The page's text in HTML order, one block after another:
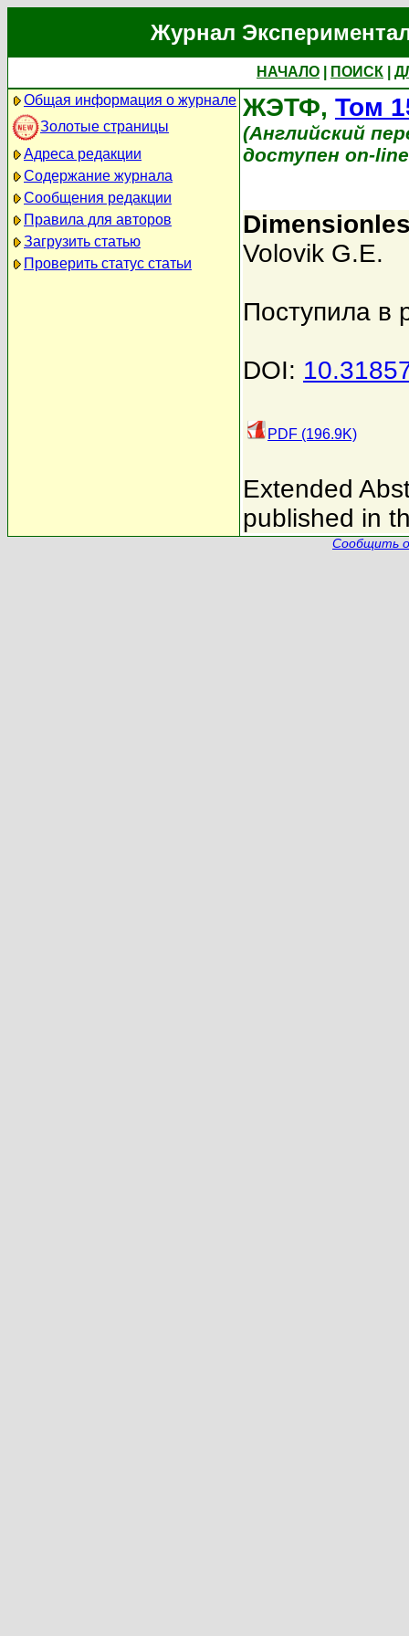
Журнал
НАЧАЛО ПОИСК
Общая информация о журнале
Золотые страницы
Адреса редакции
Содержание журнала
Сообщения редакции
Правила для авторов
Загрузить статью
Проверить статус статьи
ЖЭТФ, Том
(Английский
доступен on-
Volovik G.E.
Поступила в
DOI:
PDF (196.9K)
Extended
published in
Сообщить о